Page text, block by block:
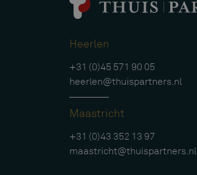
Heerlen
+31 (0)45 571 90 05
heerlen@thuispartners.nl
Maastricht
+31 (0)43 352 13 97
maastricht@thuispartners.nl